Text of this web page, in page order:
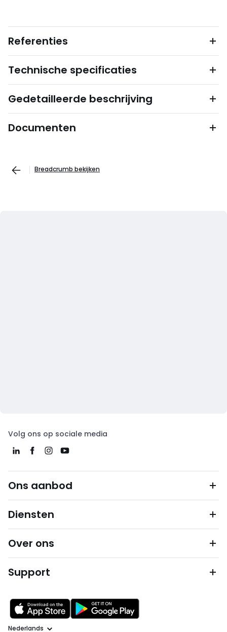
Referenties
Technische specificaties
Gedetailleerde beschrijving
Documenten
Breadcrumb bekijken
Volg ons op sociale media
Ons aanbod
Diensten
Over ons
Support